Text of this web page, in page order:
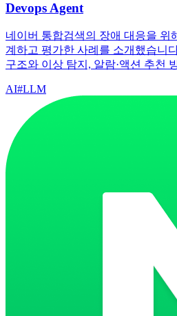
Devops Agent
네이버 통합검색의 장애 대응을 위
계하고 평가한 사례를 소개했습니
구조와 이상 탐지, 알람·액션 추천
AI#LLM